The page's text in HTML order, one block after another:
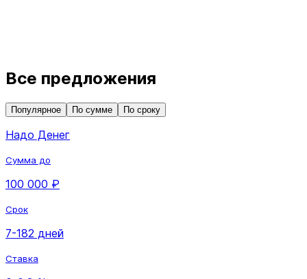
Все предложения
Популярное По сумме По сроку
Надо Денег
Сумма до
100 000 ₽
Срок
7-182 дней
Ставка